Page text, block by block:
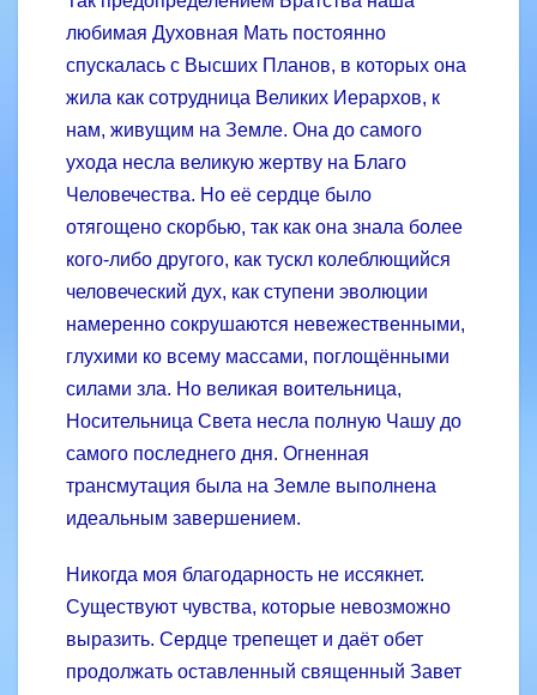
любимая Духовная Мать постоянно
спускалась с Высших Планов, в которых она
жила как сотрудница Великих Иерархов, к
нам, живущим на Земле. Она до самого
ухода несла великую жертву на Благо
Человечества. Но её сердце было
отягощено скорбью, так как она знала более
кого-либо другого, как тускл колеблющийся
человеческий дух, как ступени эволюции
намеренно сокрушаются невежественными,
глухими ко всему массами, поглощёнными
силами зла. Но великая воительница,
Носительница Света несла полную Чашу до
самого последнего дня. Огненная
трансмутация была на Земле выполнена
идеальным завершением.
Никогда моя благодарность не иссякнет.
Существуют чувства, которые невозможно
выразить. Сердце трепещет и даёт обет
продолжать оставленный священный Завет